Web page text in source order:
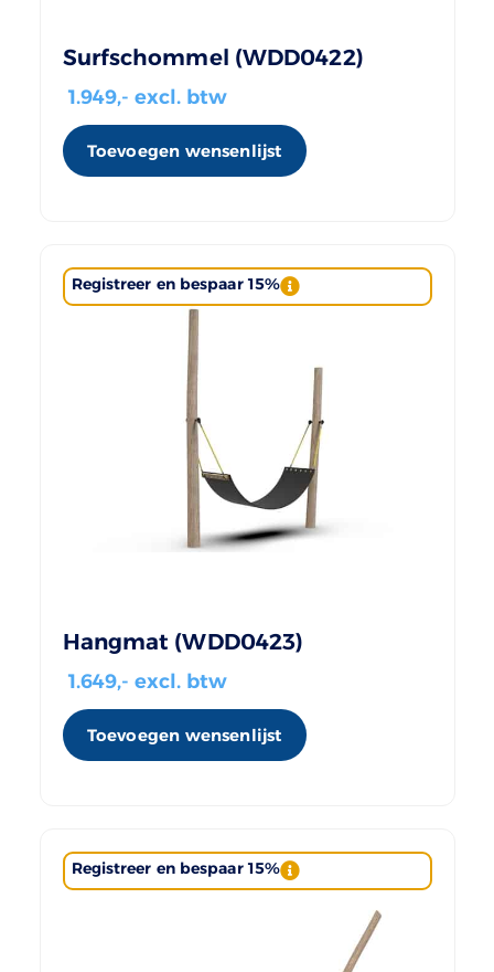
Surfschommel (WDD0422)
1.949,- excl. btw
Toevoegen wensenlijst
Registreer en bespaar 15%
Hangmat (WDD0423)
1.649,- excl. btw
Toevoegen wensenlijst
Registreer en bespaar 15%